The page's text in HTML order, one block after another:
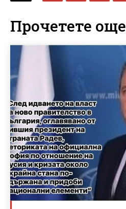
Прочетете още